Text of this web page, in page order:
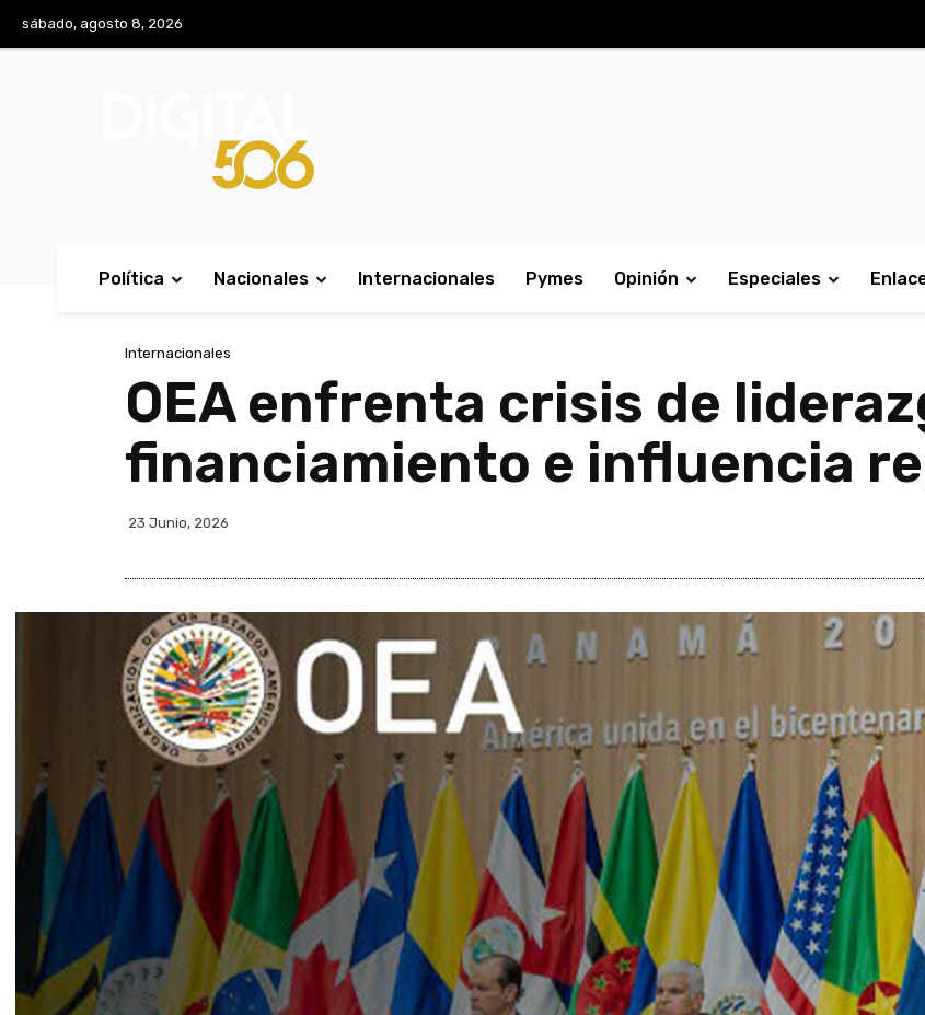
sábado, agosto 8, 2026
Política Nacionales Internacionales Pymes Opinión Especiales
Internacionales
OEA enfrenta crisis de
financiamiento e influencia
23 Junio, 2026